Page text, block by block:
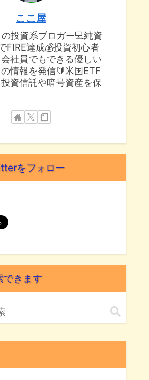
ここ屋
投資系ブロガー💻純資
FIRE達成💰投資初心者
社員でもできる優しい
情報を発信🔰米国ETF
資信託や暗号資産を保
をフォロー
できます